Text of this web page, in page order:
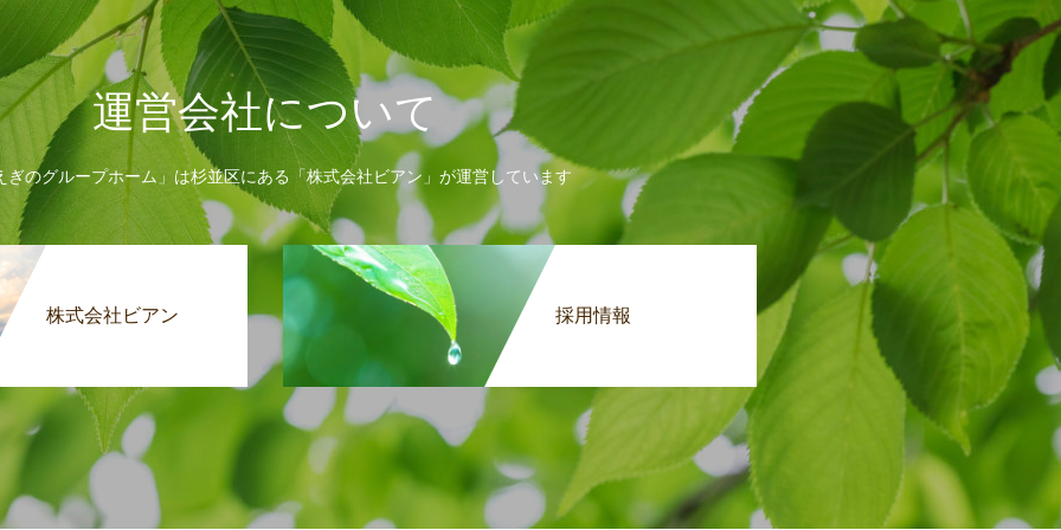
運営会社について
ぎのグループホーム」は杉並区にある「株式会社ビアン」が運営しています
株式会社ビアン 採用情報